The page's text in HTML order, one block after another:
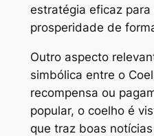
estratégia eficaz
prosperidade de
Outro aspecto
simbólica entre o
recompensa ou
popular, o coelho é
que traz boas